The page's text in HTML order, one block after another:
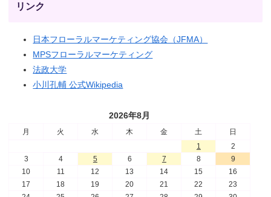
リンク
日本フローラルマーケティング協会（JFMA）
MPSフローラルマーケティング
法政大学
小川孔輔 公式Wikipedia
2026年8月
月 火 水 木 金 土
日
1
2
3
4 5 6 7 8
9
10
11 12 13 14 15
16
17
18 19 20 21 22
23